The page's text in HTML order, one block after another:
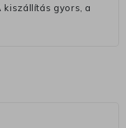
gyors, a